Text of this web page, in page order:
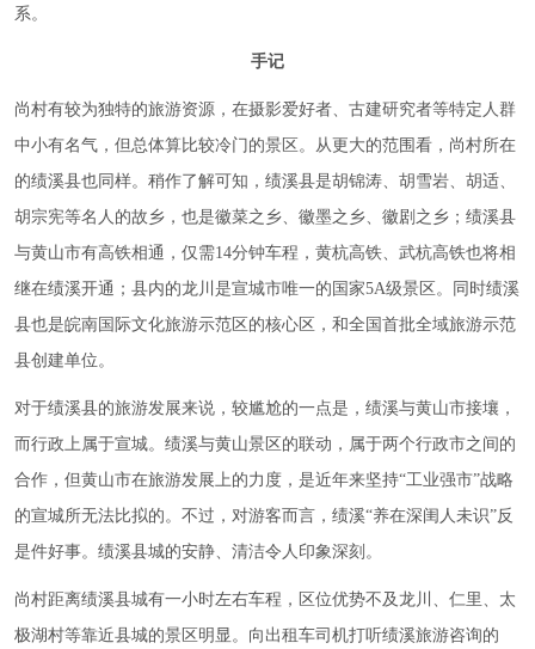
系。
手记
尚村有较为独特的旅游资源，在摄影爱好者、古建研究者等特定人群
中小有名气，但总体算比较冷门的景区。从更大的范围看，尚村所在
的绩溪县也同样。稍作了解可知，绩溪县是胡锦涛、胡雪岩、胡适、
胡宗宪等名人的故乡，也是徽菜之乡、徽墨之乡、徽剧之乡；绩溪县
与黄山市有高铁相通，仅需14分钟车程，黄杭高铁、武杭高铁也将相
继在绩溪开通；县内的龙川是宣城市唯一的国家5A级景区。同时绩溪
县也是皖南国际文化旅游示范区的核心区，和全国首批全域旅游示范
县创建单位。
对于绩溪县的旅游发展来说，较尴尬的一点是，绩溪与黄山市接壤，
而行政上属于宣城。绩溪与黄山景区的联动，属于两个行政市之间的
合作，但黄山市在旅游发展上的力度，是近年来坚持“工业强市”战略
的宣城所无法比拟的。不过，对游客而言，绩溪“养在深闺人未识”反
是件好事。绩溪县城的安静、清洁令人印象深刻。
尚村距离绩溪县城有一小时左右车程，区位优势不及龙川、仁里、太
极湖村等靠近县城的景区明显。向出租车司机打听绩溪旅游咨询的